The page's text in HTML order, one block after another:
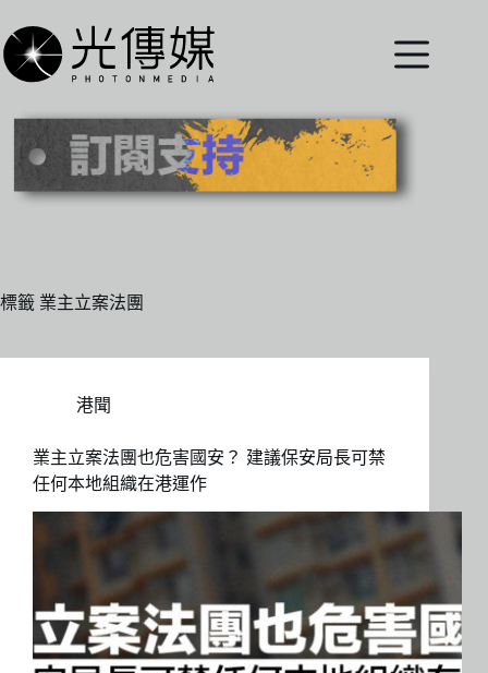
至
主
內
標籤 業主立案法團
港聞
業主立案法團也危害國安？ 建議保安局長可禁
任何本地組織在港運作